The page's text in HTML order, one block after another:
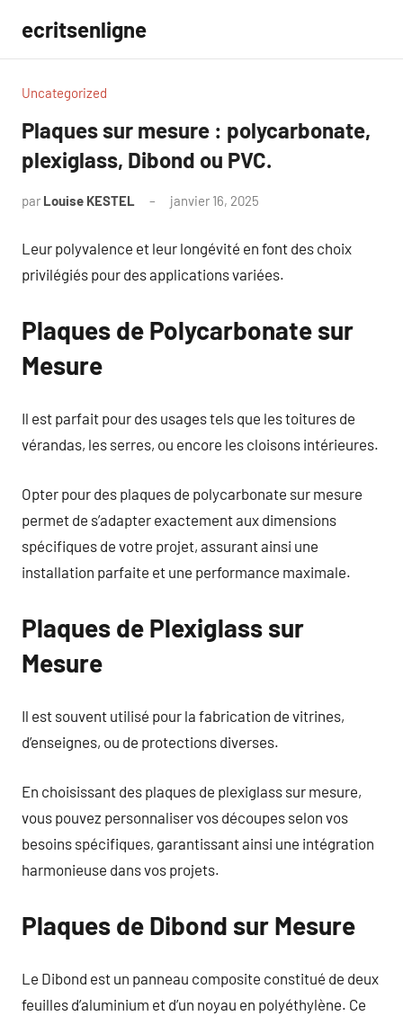
contenu
ecritsenligne
Uncategorized
Plaques sur mesure : polycarbonate,
plexiglass, Dibond ou PVC.
par Louise KESTEL janvier 16, 2025
Leur polyvalence et leur longévité en font des choix
privilégiés pour des applications variées.
Plaques de Polycarbonate sur
Mesure
Il est parfait pour des usages tels que les toitures de
vérandas, les serres, ou encore les cloisons intérieures.
Opter pour des plaques de polycarbonate sur mesure
permet de s’adapter exactement aux dimensions
spécifiques de votre projet, assurant ainsi une
installation parfaite et une performance maximale.
Plaques de Plexiglass sur
Mesure
Il est souvent utilisé pour la fabrication de vitrines,
d’enseignes, ou de protections diverses.
En choisissant des plaques de plexiglass sur mesure,
vous pouvez personnaliser vos découpes selon vos
besoins spécifiques, garantissant ainsi une intégration
harmonieuse dans vos projets.
Plaques de Dibond sur Mesure
Le Dibond est un panneau composite constitué de deux
feuilles d’aluminium et d’un noyau en polyéthylène. Ce